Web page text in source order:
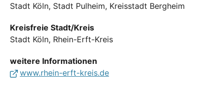
Stadt Köln, Stadt Pulheim, Kreisstadt Bergheim
Kreisfreie Stadt/Kreis
Stadt Köln, Rhein-Erft-Kreis
weitere Informationen
www.rhein-erft-kreis.de